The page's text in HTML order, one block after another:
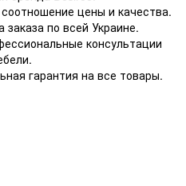
цены и качества.
по всей Украине.
консультации
гарантия на все товары.